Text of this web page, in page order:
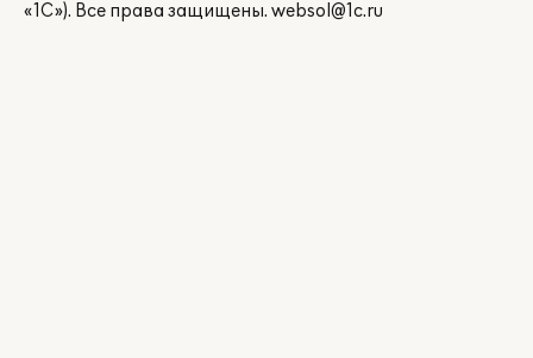
«1С»). Все права защищены. websol@1c.ru